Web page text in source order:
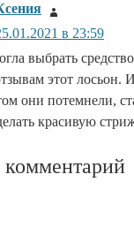
:
в 23:59
выбрать
этот лосьон.
они потемнели,
красивую
комментарий